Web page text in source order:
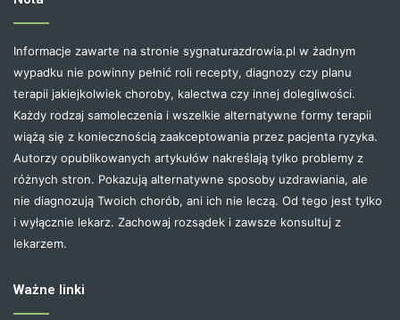
Informacje zawarte na stronie sygnaturazdrowia.pl w żadnym
wypadku nie powinny pełnić roli recepty, diagnozy czy planu
terapii jakiejkolwiek choroby, kalectwa czy innej dolegliwości.
Każdy rodzaj samoleczenia i wszelkie alternatywne formy terapii
wiążą się z koniecznością zaakceptowania przez pacjenta ryzyka.
Autorzy opublikowanych artykułów nakreślają tylko problemy z
różnych stron. Pokazują alternatywne sposoby uzdrawiania, ale
nie diagnozują Twoich chorób, ani ich nie leczą. Od tego jest tylko
i wyłącznie lekarz. Zachowaj rozsądek i zawsze konsultuj z
lekarzem.
Ważne linki